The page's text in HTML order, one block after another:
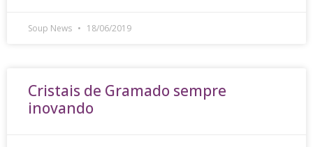
Soup News 18/06/2019
Cristais de Gramado sempre
inovando